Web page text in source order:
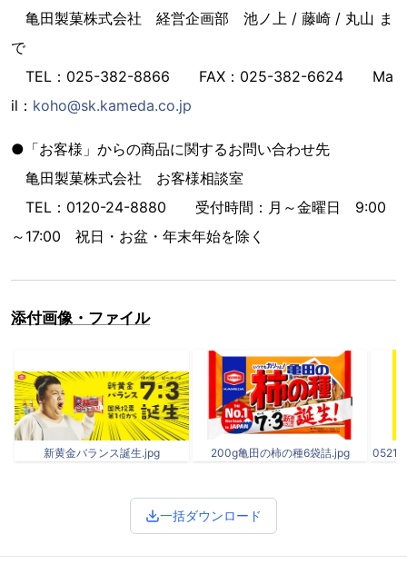
亀田製菓株式会社 経営企画部 池ノ上 / 藤崎 / 丸山 ま
で
TEL：025-382-8866 FAX：025-382-6624 Ma
il： koho@sk.kameda.co.jp
●「お客様」からの商品に関するお問い合わせ先
亀田製菓株式会社 お客様相談室
TEL：0120-24-8880 受付時間：月～金曜日 9:00
～17:00 祝日・お盆・年末年始を除く
添付画像・ファイル
新黄金バランス誕生.jpg 200g亀田の柿の種6袋詰.jpg 0521_
一括ダウンロード